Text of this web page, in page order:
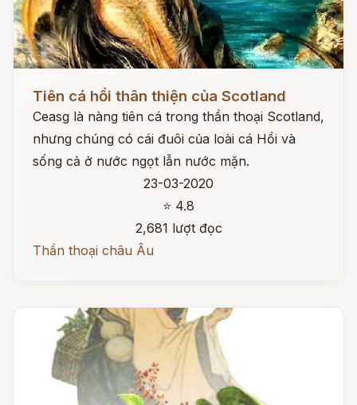
Tiên cá hồi thân thiện của Scotland
Ceasg là nàng tiên cá trong thần thoại Scotland,
nhưng chúng có cái đuôi của loài cá Hồi và
sống cả ở nước ngọt lẫn nước mặn.
23-03-2020
⭐ 4.8
2,681 lượt đọc
Thần thoại châu Âu